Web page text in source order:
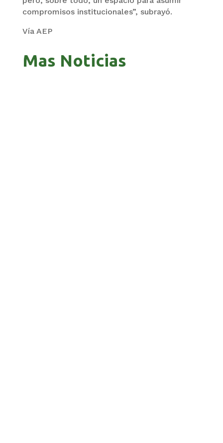
compromisos institucionales”, subrayó.
Vía AEP
Mas Noticias